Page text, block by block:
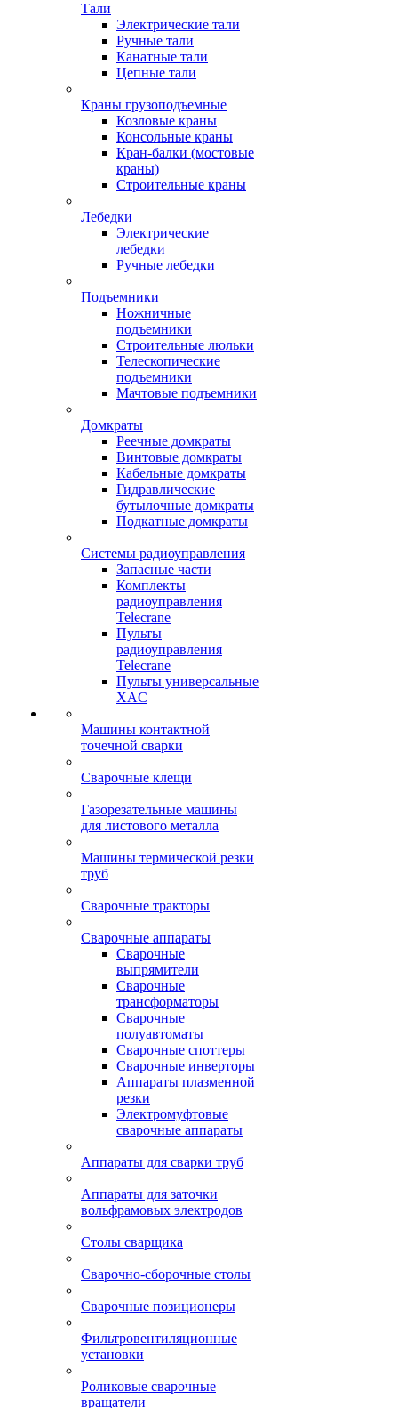
Тали
Электрические тали
Ручные тали
Канатные тали
Цепные тали
Краны грузоподъемные
Козловые краны
Консольные краны
Кран-балки (мостовые
краны)
Строительные краны
Лебедки
Электрические
лебедки
Ручные лебедки
Подъемники
Ножничные
подъемники
Строительные люльки
Телескопические
подъемники
Мачтовые подъемники
Домкраты
Реечные домкраты
Винтовые домкраты
Кабельные домкраты
Гидравлические
бутылочные домкраты
Подкатные домкраты
Системы радиоуправления
Запасные части
Комплекты
радиоуправления
Telecrane
Пульты
радиоуправления
Telecrane
Пульты универсальные
XAC
Машины контактной
точечной сварки
Сварочные клещи
Газорезательные машины
для листового металла
Машины термической резки
труб
Сварочные тракторы
Сварочные аппараты
Сварочные
выпрямители
Сварочные
трансформаторы
Сварочные
полуавтоматы
Сварочные споттеры
Сварочные инверторы
Аппараты плазменной
резки
Электромуфтовые
сварочные аппараты
Аппараты для сварки труб
Аппараты для заточки
вольфрамовых электродов
Столы сварщика
Сварочно-сборочные столы
Сварочные позиционеры
Фильтровентиляционные
установки
Роликовые сварочные
вращатели